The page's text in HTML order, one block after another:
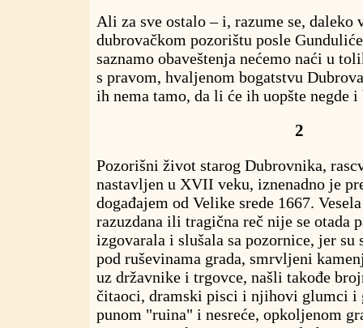
Ali za sve ostalo – i, razume se, daleko
dubrovačkom pozorištu posle
saznamo obaveštenja nećemo naći u
s pravom, hvaljenom bogatstvu
ih nema tamo, da li će ih uopšte negde
2
Pozorišni život starog Dubrovnika,
nastavljen u XVII veku, iznenadno je
događajem od Velike srede 1667.
razuzdana ili tragična reč nije se otada
izgovarala i slušala sa pozornice, jer su
pod ruševinama grada, smrvljeni
uz državnike i trgovce, našli takođe
čitaoci, dramski pisci i njihovi glumci i
punom "ruina" i nesreće, opkoljenom